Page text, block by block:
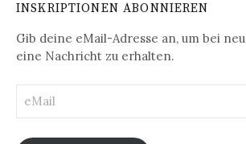
INSKRIPTIONEN ABONNIEREN
Gib deine eMail-Adresse an, um bei
eine Nachricht zu erhalten.